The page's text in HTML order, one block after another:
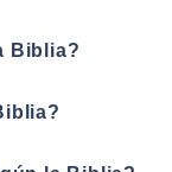
Biblia?